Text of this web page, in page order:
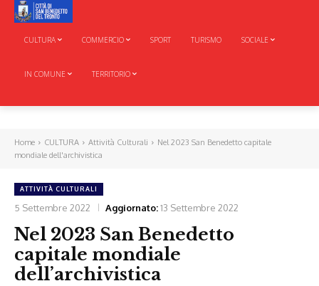
CULTURA COMMERCIO SPORT TURISMO SOCIALE
IN COMUNE TERRITORIO
Home CULTURA Attività Culturali
Nel 2023 San Benedetto capitale
mondiale dell'archivistica
ATTIVITÀ CULTURALI
5 Settembre 2022 Aggiornato:13 Settembre 2022
Nel 2023 San Benedetto
capitale mondiale
dell’archivistica